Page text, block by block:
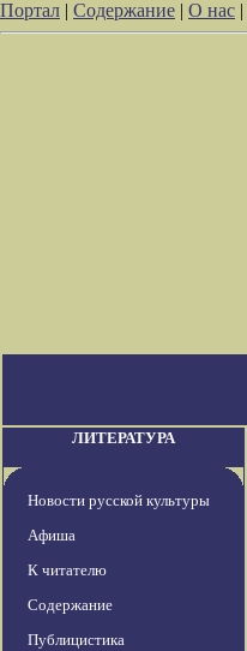
Портал | Содержание | О нас |
ЛИТЕРАТУРА
Новости русской культуры
Афиша
К читателю
Содержание
Публицистика